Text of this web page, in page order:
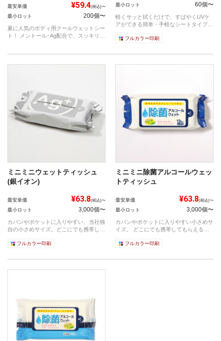
最安単価 ¥59.4(税込)〜
最小ロット 200個〜
夏に人気のボディ用クールウェットシー
ト！ メントール･Ag配合で、スッキリと
最小ロット 60個〜
軽くサッと拭くだけで、すばやくUVケ
アができる簡単・手軽なシートタイプの
フルカラー印刷
ミニミニウェットティッシュ
(銀イオン)
最安単価 ¥63.8(税込)〜
最小ロット 3,000個〜
カバンやポケットに入りやすい、当社独
自の小さめサイズ。どこにでも携帯して
フルカラー印刷
ミニミニ除菌アルコールウェッ
トティッシュ
最安単価 ¥63.8(税込)〜
最小ロット 3,000個〜
カバンやポケットに入りやすい小さめサ
イズ。 どこにでも携帯してもらえるの
フルカラー印刷